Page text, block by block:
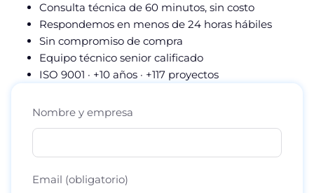
Consulta técnica de 60 minutos, sin costo
Respondemos en menos de 24 horas hábiles
Sin compromiso de compra
Equipo técnico senior calificado
ISO 9001 · +10 años · +117 proyectos
Nombre y empresa
Email (obligatorio)